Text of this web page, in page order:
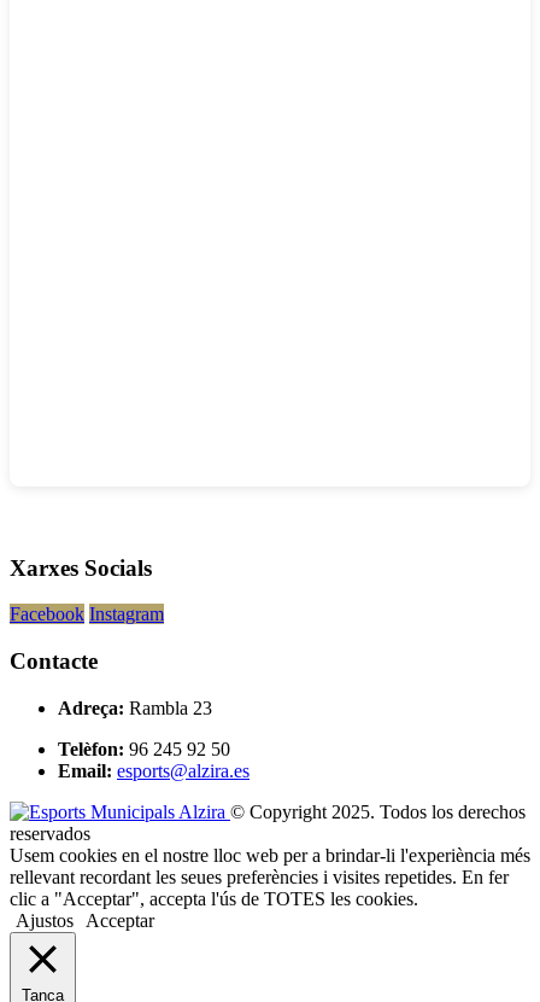
Xarxes Socials
Facebook Instagram
Contacte
Adreça: Rambla 23
Telèfon: 96 245 92 50
Email: esports@alzira.es
© Copyright 2025. Todos los derechos
reservados
Usem cookies en el nostre lloc web per a brindar-li l'experiència més
rellevant recordant les seues preferències i visites repetides. En fer
clic a "Acceptar", accepta l'ús de TOTES les cookies.
Ajustos
Acceptar
Tanca